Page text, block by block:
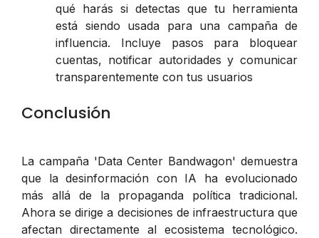
qué harás si detectas que tu herramienta
está siendo usada para una campaña de
influencia. Incluye pasos para bloquear
cuentas, notificar autoridades y comunicar
transparentemente con tus usuarios
Conclusión
La campaña 'Data Center Bandwagon' demuestra
que la desinformación con IA ha evolucionado
más allá de la propaganda política tradicional.
Ahora se dirige a decisiones de infraestructura que
afectan directamente al ecosistema tecnológico.